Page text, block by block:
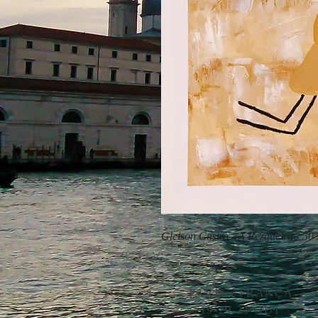
Gleison Castro - A Rezadeira - 50
PARIS - FRANÇA
19-20-21 OUT